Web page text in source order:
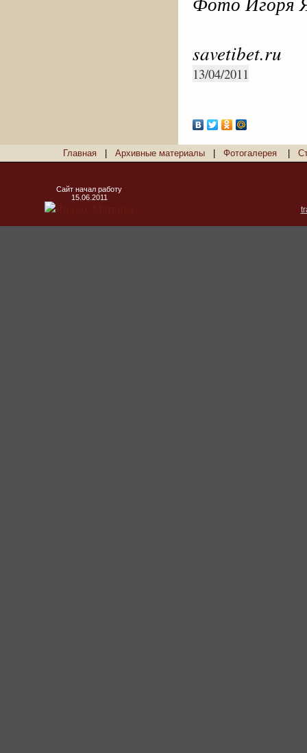
savetibet.ru
13/04/2011
Главная Архивные материалы Фотогалерея
Сайт начал работу
15.06.2011